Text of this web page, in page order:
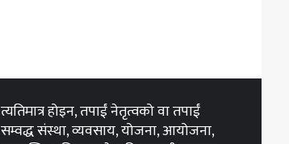
त्यतिमात्र होइन, तपाईं नेतृत्वको वा तपाईं
सम्वद्ध संस्था, व्यवसाय, योजना, आयोजना,